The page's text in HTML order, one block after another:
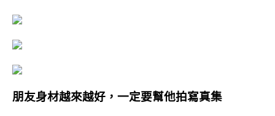
朋友身材越來越好，一定要幫他拍寫真集